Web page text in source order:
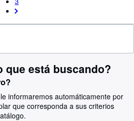
que está buscando?
informaremos automáticamente por
que corresponda a sus criterios